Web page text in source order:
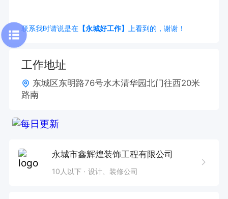
联系我时请说是在【永城好工作】 上看到的，谢谢！
工作地址
东城区东明路76号水木清华园北门往西20米
路南
永城市鑫辉煌装饰工程有限公司
10人以下 设计、装修公司